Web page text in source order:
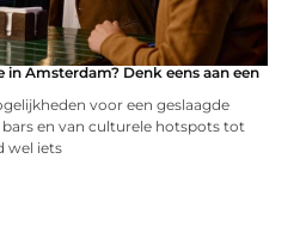
in Amsterdam? Denk eens aan een
voor een geslaagde
en van culturele hotspots tot
wel iets